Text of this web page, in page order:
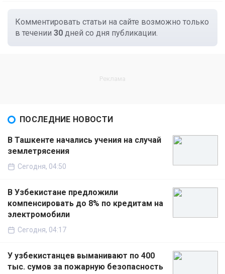
Комментировать статьи на сайте возможно только
в течении 30 дней со дня публикации.
ПОСЛЕДНИЕ НОВОСТИ
В Ташкенте начались учения на случай
землетрясения
Сегодня, 04:50
В Узбекистане предложили
компенсировать до 8% по кредитам на
электромобили
Сегодня, 04:17
У узбекистанцев выманивают по 400
тыс. сумов за пожарную безопасность